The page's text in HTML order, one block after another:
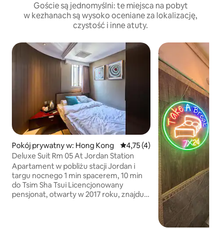
Goście są jednomyślni: te miejsca na pobyt
w kezhanach są wysoko oceniane za lokalizację,
czystość i inne atuty.
Pokój prywatny w: Hong Kong Średnia ocena: 4,75 na 5,
4,75 (4)
Deluxe Suit Rm 05 At Jordan Station
Apartament w pobliżu stacji Jordan i
targu nocnego 1 min spacerem, 10 min
do Tsim Sha Tsui Licencjonowany
pensjonat, otwarty w 2017 roku, znajduje